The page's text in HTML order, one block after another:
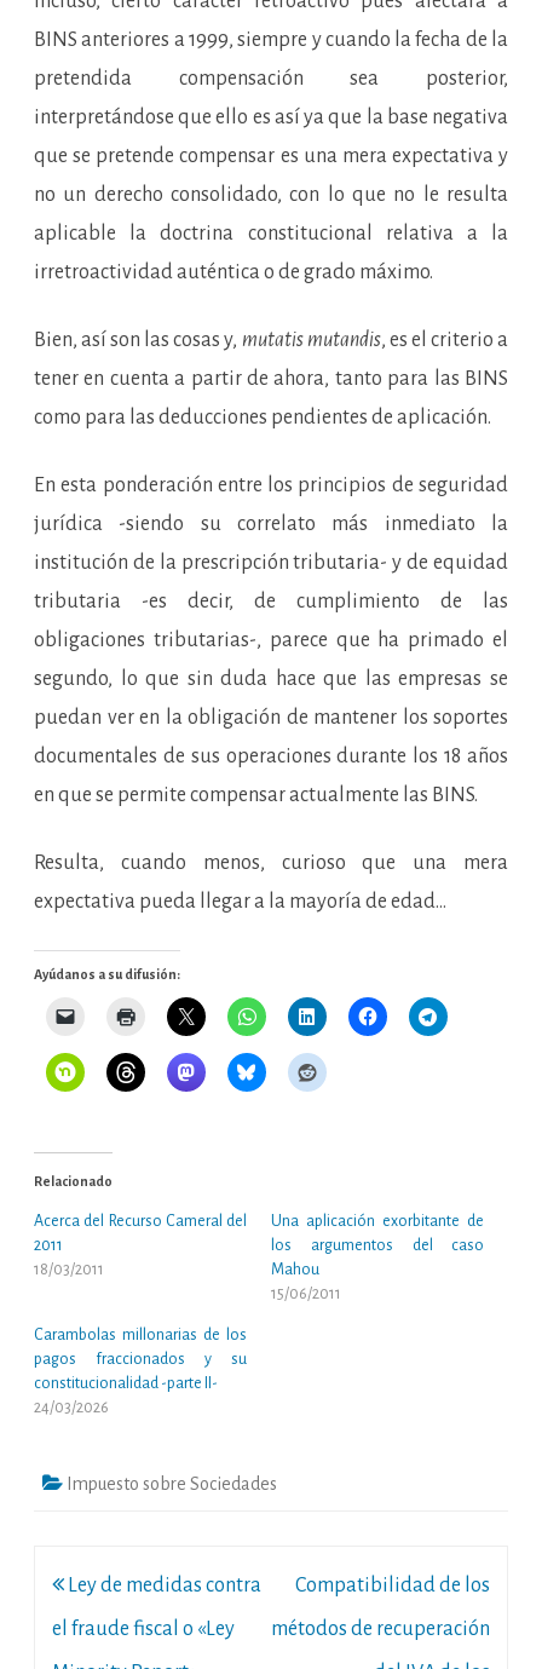
BINS anteriores a 1999, siempre y cuando la fecha de la
pretendida compensación sea posterior,
interpretándose que ello es así ya que la base negativa
que se pretende compensar es una mera expectativa y
no un derecho consolidado, con lo que no le resulta
aplicable la doctrina constitucional relativa a la
irretroactividad auténtica o de grado máximo.
Bien, así son las cosas y, mutatis mutandis, es el criterio a
tener en cuenta a partir de ahora, tanto para las BINS
como para las deducciones pendientes de aplicación.
En esta ponderación entre los principios de seguridad
jurídica -siendo su correlato más inmediato la
institución de la prescripción tributaria- y de equidad
tributaria -es decir, de cumplimiento de las
obligaciones tributarias-, parece que ha primado el
segundo, lo que sin duda hace que las empresas se
puedan ver en la obligación de mantener los soportes
documentales de sus operaciones durante los 18 años
en que se permite compensar actualmente las BINS.
Resulta, cuando menos, curioso que una mera
expectativa pueda llegar a la mayoría de edad…
Ayúdanos a su difusión:
Relacionado
Acerca del Recurso Cameral del
2011
18/03/2011
Una aplicación exorbitante de
los argumentos del caso
Mahou
15/06/2011
Carambolas millonarias de los
pagos fraccionados y su
constitucionalidad -parte II-
24/03/2026
Impuesto sobre Sociedades
Navegación
de
Ley de medidas contra
el fraude fiscal o «Ley
Compatibilidad de los
métodos de recuperación